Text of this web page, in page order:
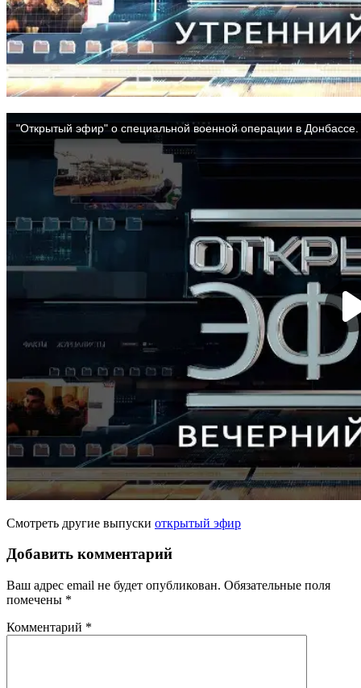
Смотреть другие выпуски открытый эфир
Добавить комментарий
Ваш адрес email не будет опубликован. Обязательные поля
помечены *
Комментарий *